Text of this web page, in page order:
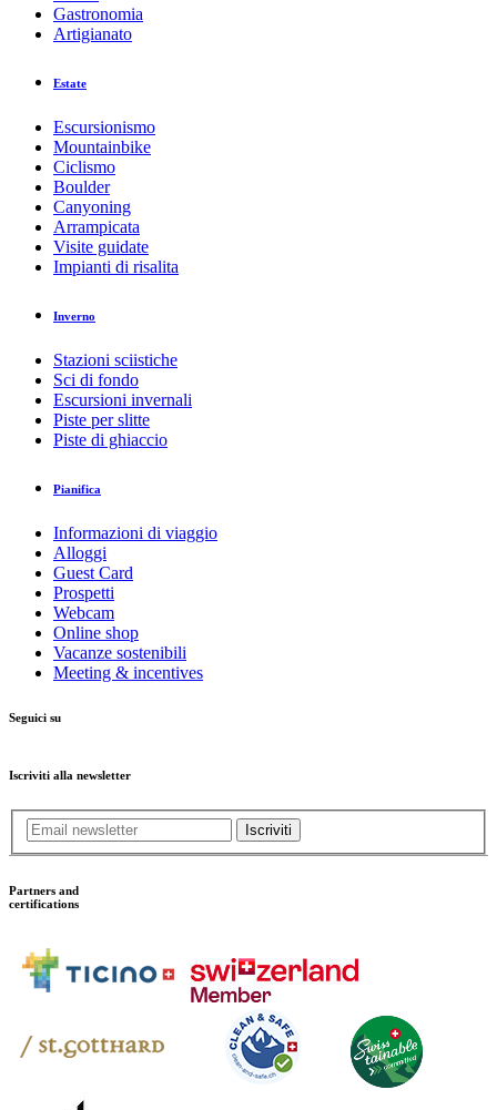
Gastronomia
Artigianato
Estate
Escursionismo
Mountainbike
Ciclismo
Boulder
Canyoning
Arrampicata
Visite guidate
Impianti di risalita
Inverno
Stazioni sciistiche
Sci di fondo
Escursioni invernali
Piste per slitte
Piste di ghiaccio
Pianifica
Informazioni di viaggio
Alloggi
Guest Card
Prospetti
Webcam
Online shop
Vacanze sostenibili
Meeting & incentives
Seguici su
Iscriviti alla newsletter
Iscriviti
Partners and
certifications